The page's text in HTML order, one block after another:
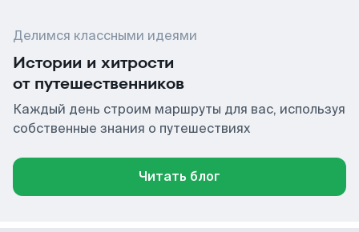
Делимся классными идеями
Истории и хитрости
от путешественников
Каждый день строим маршруты для вас, используя
собственные знания о путешествиях
Читать блог